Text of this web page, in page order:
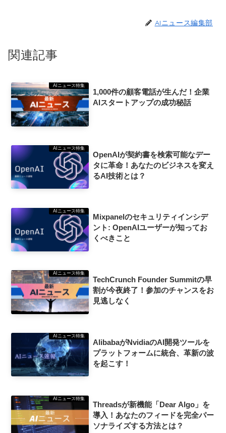
AIニュース編集部
関連記事
AIニュース特集
1,000件の顧客電話が生んだ！企業
AIスタートアップの成功秘話
AIニュース特集
OpenAIが契約書を検索可能なデー
タに革命！あなたのビジネスを変え
るAI技術とは？
AIニュース特集
Mixpanelのセキュリティインシデ
ント: OpenAIユーザーが知ってお
くべきこと
AIニュース特集
TechCrunch Founder Summitの早
割が今夜終了！参加のチャンスをお
見逃しなく
AIニュース特集
AlibabaがNvidiaのAI開発ツールを
プラットフォームに統合、革新の波
を起こす！
AIニュース特集
Threadsが新機能「Dear Algo」を
導入！あなたのフィードを完全パー
ソナライズする方法とは？